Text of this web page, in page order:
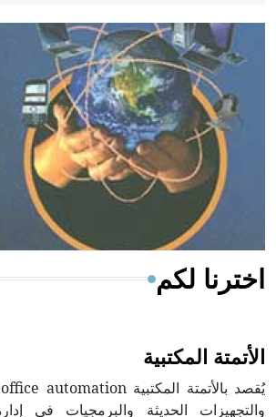
- هل تعلم أن أبقراط كتب في الطب
الحكم، الأدلة، تنظيم التغذية، ورسالته
ويعود له الفضل بأنه حرر الطب من الدين
- هل تعلم أن المرجان إفراز حيواني يتكون
من مادة كربونات الكلسيوم، وهو أحمر أو
أجود أنواعه، ويمتاز بكبر الحجم ويسمى الش
اخترنا لكم
الأتمتة المكتبية
والتجهيزات الحديثة والبرمجيات في